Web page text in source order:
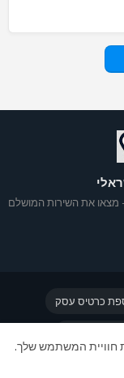
את השירות המושלם
כרטיס עסק